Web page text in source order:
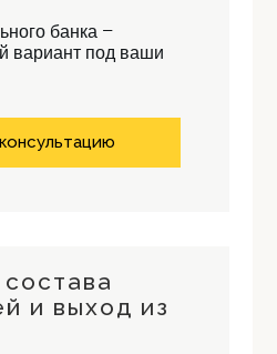
банка –
вариант под ваши
и выход из